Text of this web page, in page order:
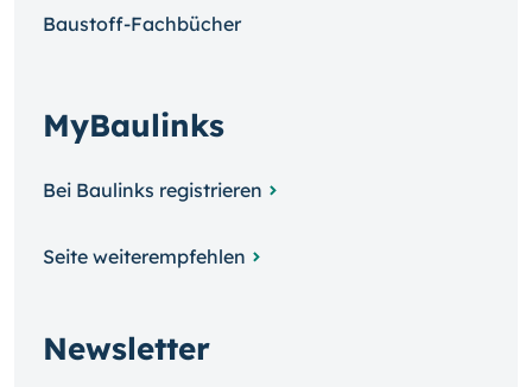
Baustoff-Fachbücher
MyBaulinks
Bei Baulinks registrieren
Seite weiterempfehlen
Newsletter